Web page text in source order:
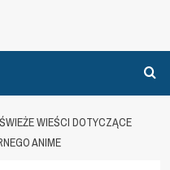
WIEŚCI DOTYCZĄCE
ANIME